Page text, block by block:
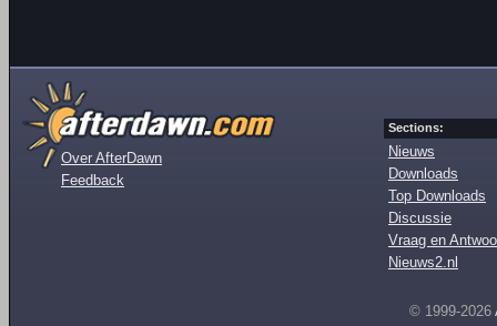
Over AfterDawn
Feedback
Sections:
Nieuws
Downloads
Top Downloads
Discussie
Vraag en
Nieuws2.nl
© 1999-2026